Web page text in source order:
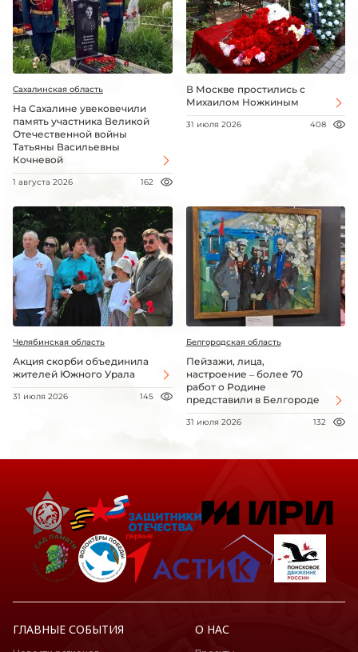
Сахалинская область
На Сахалине увековечили
память участника Великой
Отечественной войны
Татьяны Васильевны
Кочневой
1 августа 2026 162
В Москве простились с
Михаилом Ножкиным
31 июля 2026 408
Челябинская область
Акция скорби объединила
жителей Южного Урала
31 июля 2026 145
Белгородская область
Пейзажи, лица,
настроение – более 70
работ о Родине
представили в Белгороде
31 июля 2026 132
ГЛАВНЫЕ СОБЫТИЯ О НАС